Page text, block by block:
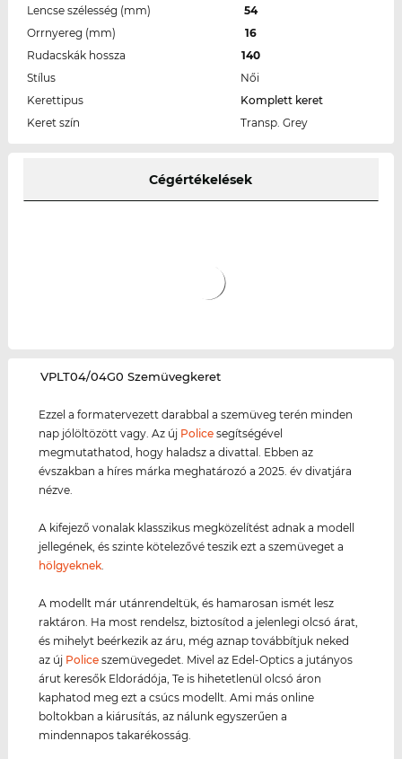
Lencse szélesség (mm)
54
Orrnyereg (mm)
16
Rudacskák hossza
140
Stílus
Női
Kerettipus
Komplett keret
Keret szín
Transp. Grey
Cégértékelések
‌VPLT04/04G0 Szemüvegkeret
Ezzel a formatervezett darabbal a szemüveg terén minden
nap jólöltözött vagy. Az új Police segítségével
megmutathatod, hogy haladsz a divattal. Ebben az
évszakban a híres márka meghatározó a 2025. év divatjára
nézve.
A kifejező vonalak klasszikus megközelítést adnak a modell
jellegének, és szinte kötelezővé teszik ezt a szemüveget a
hölgyeknek
A modellt már utánrendeltük, és hamarosan ismét lesz
raktáron. Ha most rendelsz, biztosítod a jelenlegi olcsó árat,
és mihelyt beérkezik az áru, még aznap továbbítjuk neked
az új Police szemüvegedet. Mivel az Edel-Optics a jutányos
árut keresők Eldorádója, Te is hihetetlenül olcsó áron
kaphatod meg ezt a csúcs modellt. Ami más online
boltokban a kiárusítás, az nálunk egyszerűen a
mindennapos takarékosság.